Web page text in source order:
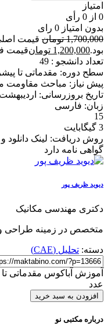
امتیاز
0 از 0 رأی
بدون امتیاز 0 رای
1,700,000 تومان
بود.1,200,000 تومانقیمت فعلی:
تعداد دانشجو : 49
سطح دوره: مقدماتی تا
پیش نیاز: مباحث مقاومت
تاریخ بروزرسانی: اردیبهشت 1404
زبان: فارسی
15
3 گیگابایت
روش دریافت: لینک دانلود و
گواهی نامه دارد
دیوید ظریف پور
دکتری مهندسی مکانیک
متخصص در زمینه طراحی
دسته: تحلیل (CAE)
آموزش آباکوس مقدماتی
عدد
افزودن به سبد خرید
درباره مکتبی نو